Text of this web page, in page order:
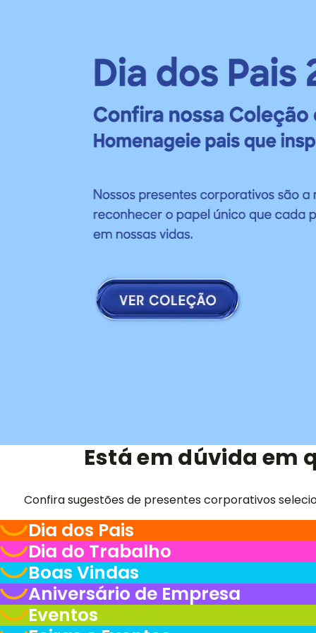
Está em dúvida em
Confira sugestões de presentes corporativos
Dia dos Pais
Dia do Trabalho
Boas Vindas
Aniversário de Empresa
Eventos